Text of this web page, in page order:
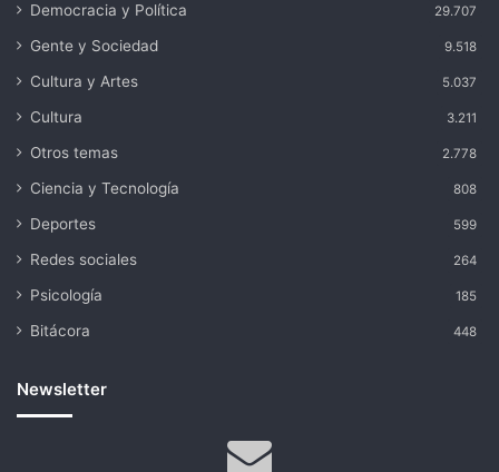
Democracia y Política 29.707
Gente y Sociedad 9.518
Cultura y Artes 5.037
Cultura 3.211
Otros temas 2.778
Ciencia y Tecnología 808
Deportes 599
Redes sociales 264
Psicología 185
Bitácora 448
Newsletter